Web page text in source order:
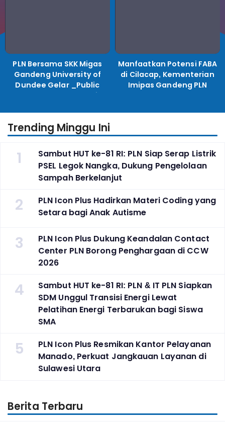
PLN Bersama SKK Migas
Gandeng University of
Dundee Gelar _Public
Lecture_, Kolaborasi
Manfaatkan Potensi FABA
di Cilacap, Kementerian
Imipas Gandeng PLN
Trending Minggu Ini
1
Sambut HUT ke-81 RI: PLN Siap Serap Listrik
PSEL Legok Nangka, Dukung Pengelolaan
Sampah Berkelanjut
2
PLN Icon Plus Hadirkan Materi Coding yang
Setara bagi Anak Autisme
3
PLN Icon Plus Dukung Keandalan Contact
Center PLN Borong Penghargaan di CCW
2026
4
Sambut HUT ke-81 RI: PLN & IT PLN Siapkan
SDM Unggul Transisi Energi Lewat
Pelatihan Energi Terbarukan bagi Siswa
SMA
5
PLN Icon Plus Resmikan Kantor Pelayanan
Manado, Perkuat Jangkauan Layanan di
Sulawesi Utara
Berita Terbaru